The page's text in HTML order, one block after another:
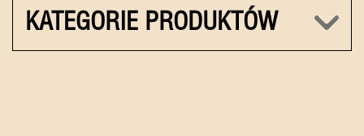
KATEGORIE PRODUKTÓW